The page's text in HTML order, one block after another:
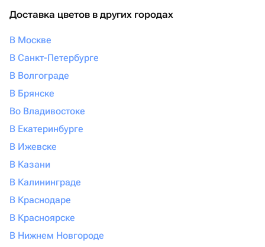
Доставка цветов в других городах
В Москве
В Санкт-Петербурге
В Волгограде
В Брянске
Во Владивостоке
В Екатеринбурге
В Ижевске
В Казани
В Калининграде
В Краснодаре
В Красноярске
В Нижнем Новгороде